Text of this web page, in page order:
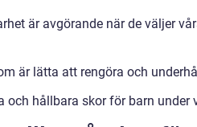
är avgörande när de väljer
är lätta att rengöra och
hållbara skor för barn under